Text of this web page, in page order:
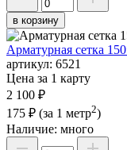
в корзину
Арматурная сетка
артикул: 6521
Цена за 1 карту
2 100 ₽
175 ₽ (за 1 метр2)
Наличие: много